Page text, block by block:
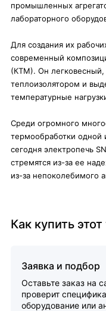
промышленных
лабораторного
Для создания их
современный
(КТМ). Он легковесный,
теплоизолятором и
температурные
Среди огромного
термообработки одной
сегодня электропечь
стремятся из-за ее
из-за непоколебимого
Как купить этот
Заявка и подбор
Оставьте заказ на
проверит
оборудование или